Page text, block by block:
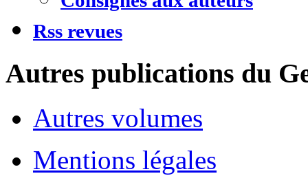
Rss revues
Autres publications du
Autres volumes
Mentions légales